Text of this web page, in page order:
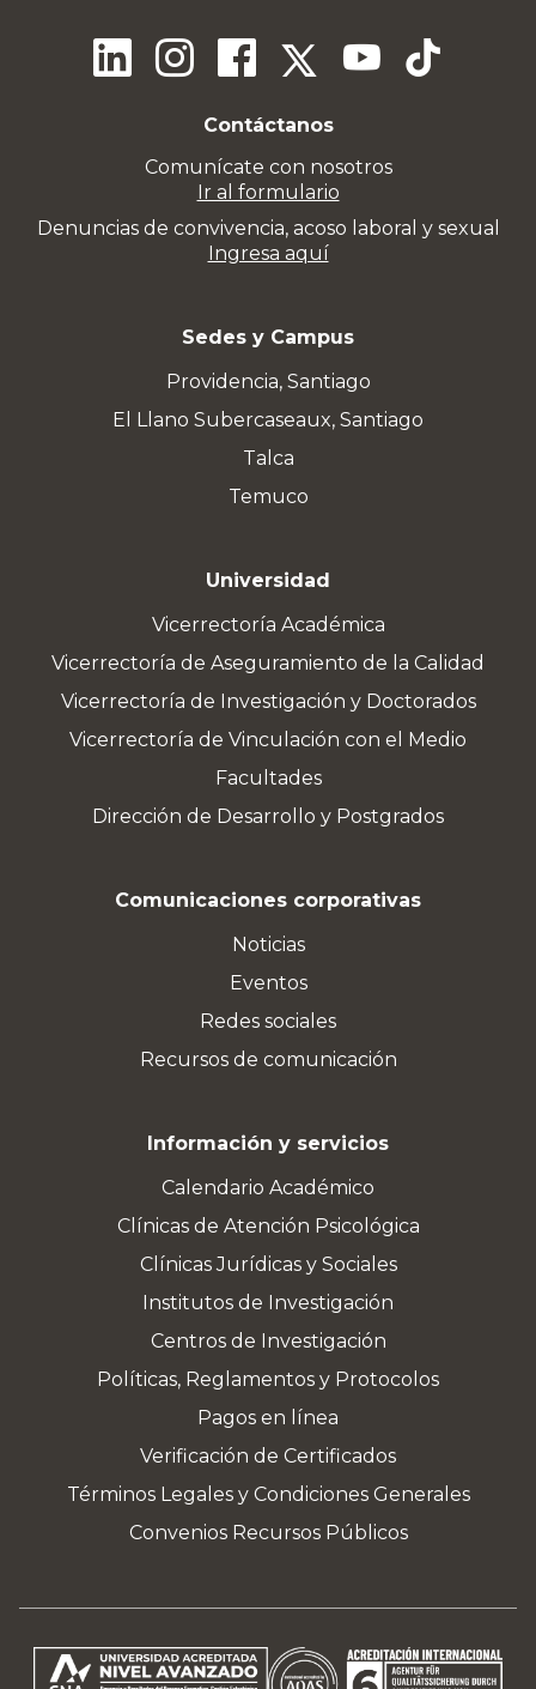
Contáctanos
Comunícate con nosotros
Ir al formulario
Denuncias de convivencia, acoso laboral y sexual
Ingresa aquí
Sedes y Campus
Providencia, Santiago
El Llano Subercaseaux, Santiago
Talca
Temuco
Universidad
Vicerrectoría Académica
Vicerrectoría de Aseguramiento de la Calidad
Vicerrectoría de Investigación y Doctorados
Vicerrectoría de Vinculación con el Medio
Facultades
Dirección de Desarrollo y Postgrados
Comunicaciones corporativas
Noticias
Eventos
Redes sociales
Recursos de comunicación
Información y servicios
Calendario Académico
Clínicas de Atención Psicológica
Clínicas Jurídicas y Sociales
Institutos de Investigación
Centros de Investigación
Políticas, Reglamentos y Protocolos
Pagos en línea
Verificación de Certificados
Términos Legales y Condiciones Generales
Convenios Recursos Públicos